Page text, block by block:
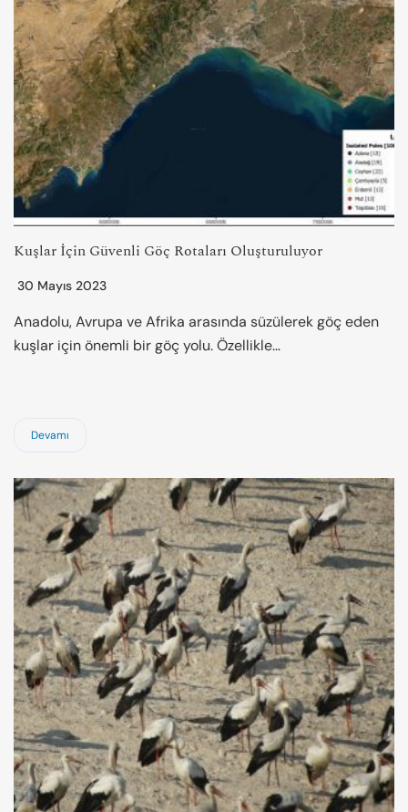
Kuşlar İçin Güvenli Göç Rotaları Oluşturuluyor
30 Mayıs 2023
Anadolu, Avrupa ve Afrika arasında süzülerek göç eden
kuşlar için önemli bir göç yolu. Özellikle…
Devamı